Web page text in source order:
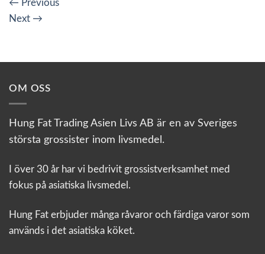
← Previous
Next →
OM OSS
Hung Fat Trading Asien Livs AB är en av Sveriges
största grossister inom livsmedel.
I över 30 år har vi bedrivit grossistverksamhet med
fokus på asiatiska livsmedel.
Hung Fat erbjuder många råvaror och färdiga varor som
används i det asiatiska köket.